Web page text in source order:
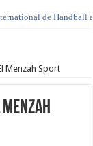
de Handball
Menzah Sport